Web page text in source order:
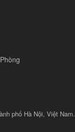
phố Hà Nội, Việt Nam.